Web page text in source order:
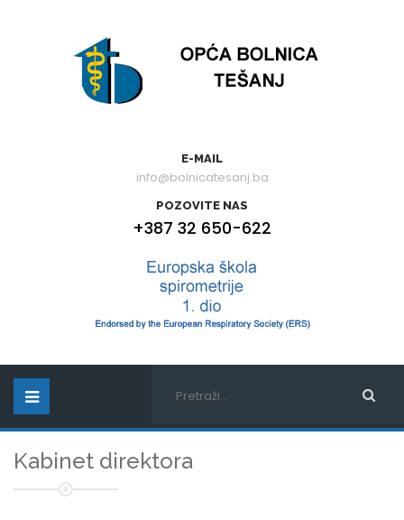
E-MAIL
info@bolnicatesanj.ba
POZOVITE NAS
+387 32 650-622
Kabinet direktora